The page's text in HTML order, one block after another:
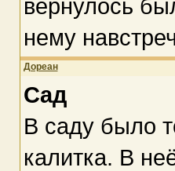
вернулось
нему
Дореан
Сад
В саду было
калитка. В